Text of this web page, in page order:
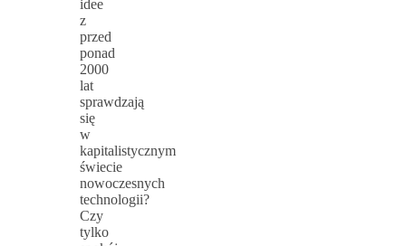
idee
z
przed
ponad
2000
lat
sprawdzają
się
w
kapitalistycznym
świecie
nowoczesnych
technologii?
Czy
tylko